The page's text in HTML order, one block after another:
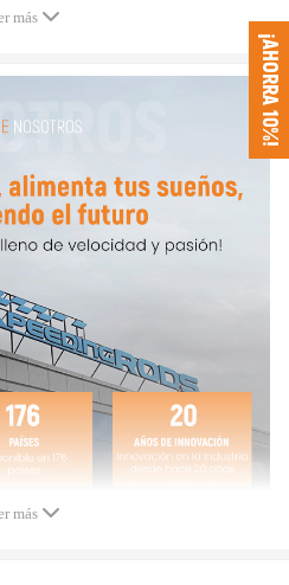
DE VÁLVULA DEL MOTOR y junta
de la compra. Esta es la mejor
antes de instalar los tornillos, y
los agujeros fijados. No atornille
lo contrario el producto se dañaría, y
de fabricación. Proporcione
más
más
¡AHORRA 10%!